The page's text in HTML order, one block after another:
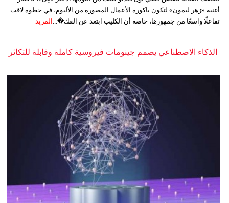
أغنية «زهر ليمون» لتكون باكورة الأعمال المصورة من الألبوم، في خطوة لاقت
تفاعلًا واسعًا من جمهورها، خاصة أن الكليب ابتعد عن الفك�... المزيد
الذكاء الاصطناعي يصمم جينومات فيروسية كاملة وقابلة للتكاثر